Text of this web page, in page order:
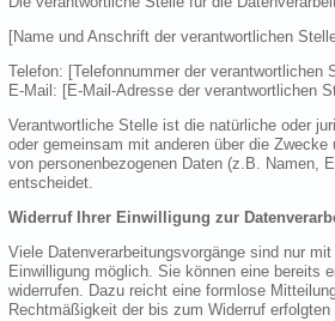
[Name und Anschrift der verantwortlichen
Telefon: [Telefonnummer der verantwortlichen
E-Mail: [E-Mail-Adresse der verantwortlichen
Verantwortliche Stelle ist die natürliche oder
oder gemeinsam mit anderen über die Zwecke
von personenbezogenen Daten (z.B. Namen,
entscheidet.
Widerruf Ihrer Einwilligung zur
Viele Datenverarbeitungsvorgänge sind nur
Einwilligung möglich. Sie können eine bereits
widerrufen. Dazu reicht eine formlose
Rechtmäßigkeit der bis zum Widerruf